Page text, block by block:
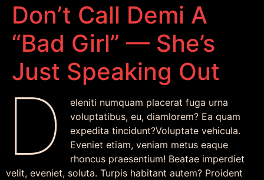
Don’t Call Demi A
“Bad Girl” — She’s
Just Speaking Out
D
eleniti numquam placerat fuga urna
voluptatibus, eu, diamlorem? Ea quam
expedita tincidunt?Voluptate vehicula.
Eveniet etiam, veniam metus eaque
rhoncus praesentium! Beatae imperdiet
velit, eveniet, soluta. Turpis habitant autem? Proident